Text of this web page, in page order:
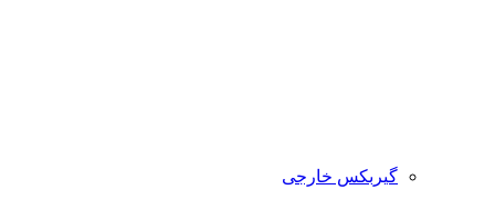
گیربکس خارجی